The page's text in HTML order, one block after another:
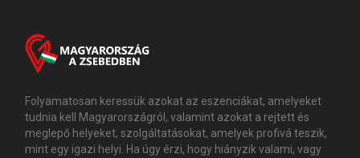
Folyamatosan keressük azokat az eszenciákat, amelyeket
tudnia kell Magyarországról, valamint azokat a rejtett és
meglepő helyeket, szolgáltatásokat, amelyek profivá teszik,
mint egy igazi helyi. Ha úgy érzi, hogy hiányzik valami, vagy